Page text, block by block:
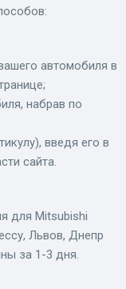
автомобиля в
набрав по
введя его в
сайта.
для Mitsubishi
Львов, Днепр
за 1-3 дня.